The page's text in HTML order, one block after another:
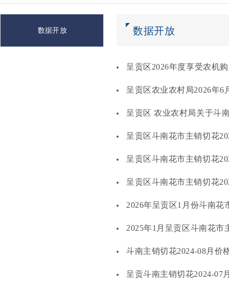
数据开放 数据开放
呈贡区2026年度享受农机
呈贡区农业农村局2026年
呈贡区 农业农村局关于斗
呈贡区斗南花市主销切花
呈贡区斗南花市主销切花
呈贡区斗南花市主销切花
2026年呈贡区1月份斗南花
2025年1月呈贡区斗南花市
斗南主销切花2024-08月价
呈贡斗南主销切花2024-07